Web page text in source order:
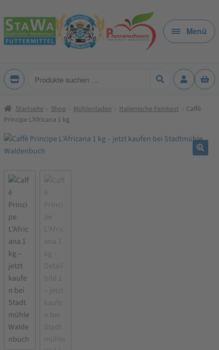
Zur
Navigation
springen
Zum
Inhalt
springen
Menü
Produkte
Startseite Shop Mühlenladen Italienische Feinkost
Caffè
Principe L’Africana 1 kg